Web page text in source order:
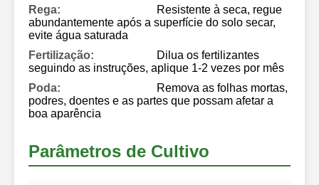
Rega:
Resistente à seca, regue
abundantemente após a superfície do solo secar,
evite água saturada
Fertilização:
Dilua os fertilizantes
seguindo as instruções, aplique 1-2 vezes por mês
Poda:
Remova as folhas mortas,
podres, doentes e as partes que possam afetar a
boa aparência
Parâmetros de Cultivo